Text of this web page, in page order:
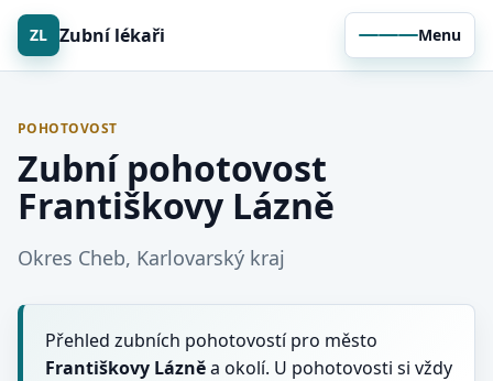
ZL Zubní lékaři Menu
POHOTOVOST
Zubní pohotovost
Františkovy Lázně
Okres Cheb, Karlovarský kraj
Přehled zubních pohotovostí pro město
Františkovy Lázněa okolí. U pohotovosti si vždy